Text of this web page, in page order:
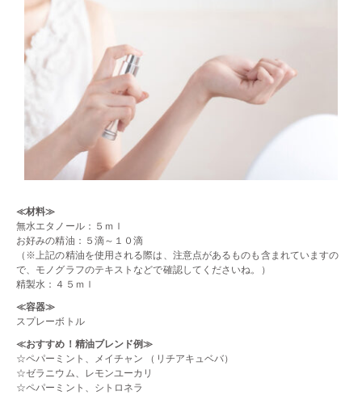
≪材料≫
無水エタノール：５ｍｌ
お好みの精油：５滴～１０滴
（※上記の精油を使用される際は、注意点があるものも含まれていますの
で、モノグラフのテキストなどで確認してくださいね。）
精製水：４５ｍｌ
≪容器≫
スプレーボトル
≪おすすめ！精油ブレンド例≫
☆ペパーミント、メイチャン （リチアキュベバ）
☆ゼラニウム、レモンユーカリ
☆ペパーミント、シトロネラ